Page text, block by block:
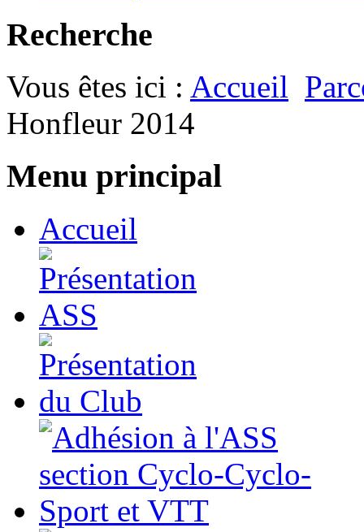
Recherche
Vous êtes ici : Accueil
Honfleur 2014
Menu principal
Accueil